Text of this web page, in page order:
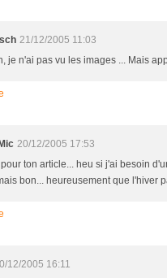
21/12/2005 11:03
je n'ai pas vu les images ... Mais
20/12/2005 17:53
pour ton article... heu si j'ai besoin
bon... heureusement que l'hiver
12/2005 16:11